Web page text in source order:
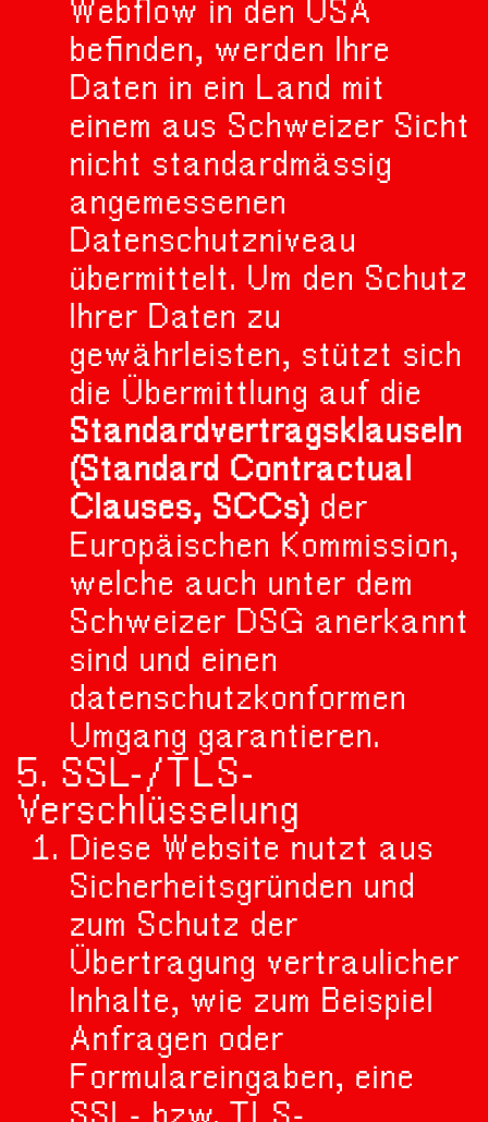
Webflow in den USA
befinden, werden Ihre
Daten in ein Land mit
einem aus Schweizer Sicht
nicht standardmässig
angemessenen
Datenschutzniveau
übermittelt. Um den Schutz
Ihrer Daten zu
gewährleisten, stützt sich
die Übermittlung auf die
Standardvertragsklauseln
(Standard Contractual
Clauses, SCCs) der
Europäischen Kommission,
welche auch unter dem
Schweizer DSG anerkannt
sind und einen
datenschutzkonformen
Umgang garantieren.
5. SSL-/TLS-
Verschlüsselung
Diese Website nutzt aus
Sicherheitsgründen und
zum Schutz der
Übertragung vertraulicher
Inhalte, wie zum Beispiel
Anfragen oder
Formulareingaben, eine